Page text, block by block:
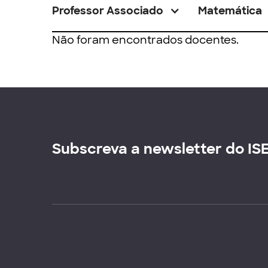
Professor Associado Matemática
Não foram encontrados docentes.
Subscreva a newsletter do